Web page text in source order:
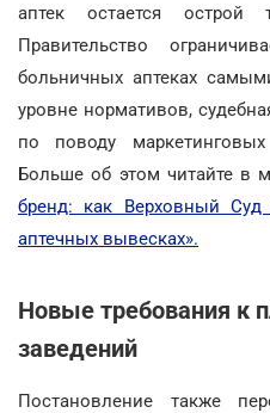
аптек остается
Правительство
больничных аптеках
уровне нормативов,
по поводу
Больше об этом читайте в
бренд: как Верховный
аптечных вывесках».
Новые требования к
заведений
Постановление также